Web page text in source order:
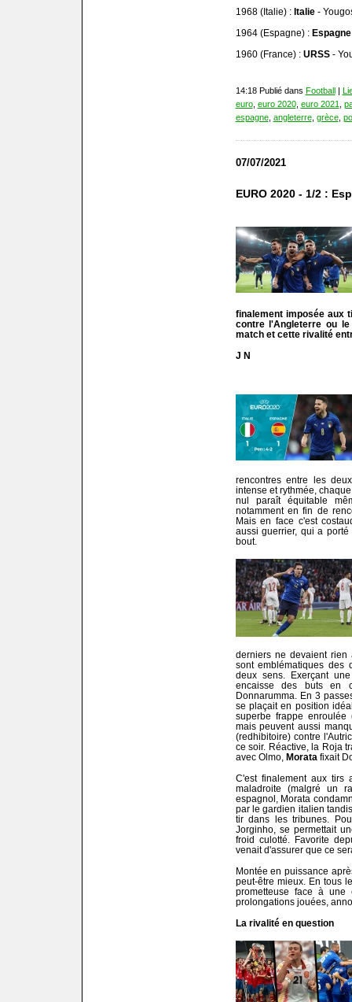
1968 (Italie) : Italie-
1964 (Espagne) : Espagne
1960 (France) : URSS-
14:18 Publié dans Football|
euro, euro 2020, euro 2021
espagne, angleterre, grèce,
07/07/2021
EURO 2020 - 1/2 :
finalement imposée aux
contre l'Angleterre ou
match et cette rivalité
J N
rencontres entre les
intense et rythmée,
nul paraît équitable
notamment en fin de
Mais en face c'est
aussi guerrier, qui a
bout.
derniers ne devaient rien
sont emblématiques
deux sens. Exerçant
encaisse des buts en
Donnarumma. En 3
se plaçait en position
superbe frappe enroulée
mais peuvent aussi
(redhibitoire) contre
ce soir. Réactive, la Roja
avec Olmo, Morata fixait
C'est finalement aux tirs
maladroite (malgré un
espagnol, Morata
par le gardien italien
tir dans les tribunes.
Jorginho, se permettait
froid culotté. Favorite
venait d'assurer que ce
Montée en puissance
peut-être mieux. En tous
prometteuse face à
prolongations jouées,
La rivalité en question